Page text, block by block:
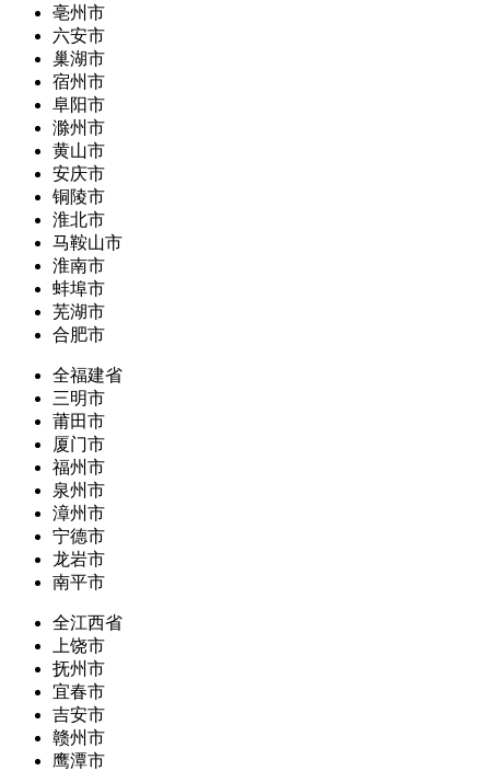
亳州市
六安市
巢湖市
宿州市
阜阳市
滁州市
黄山市
安庆市
铜陵市
淮北市
马鞍山市
淮南市
蚌埠市
芜湖市
合肥市
全福建省
三明市
莆田市
厦门市
福州市
泉州市
漳州市
宁德市
龙岩市
南平市
全江西省
上饶市
抚州市
宜春市
吉安市
赣州市
鹰潭市